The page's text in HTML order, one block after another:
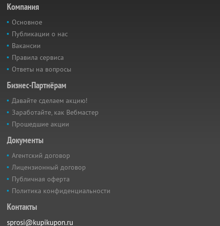
Компания
Основное
Публикации о нас
Вакансии
Правила сервиса
Ответы на вопросы
Бизнес-Партнёрам
Давайте сделаем акцию!
Заработайте, как Вебмастер
Прошедшие акции
Документы
Агентский договор
Лицензионный договор
Публичная оферта
Политика конфиденциальности
Контакты
sprosi@kupikupon.ru